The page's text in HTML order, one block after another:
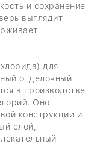
и сохранение
выглядит
для
отделочный
в производстве
Оно
конструкции и
слой,